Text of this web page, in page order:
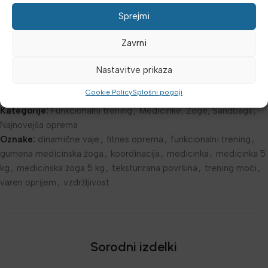
Sprejmi
Zavrni
Nastavitve prikaza
Cookie PolicySplošni pogoji
će vrijedna dodatak vašem fitness arsenalu.
Kategorije: Funkcionalni trening, Medicinke, Žoge, Sandbags,
Najnovejša oprema
Oznake: dinamične vaje , fitnes oprema , funkcionalni trening ,
gumena medicinska žoga , koordinacija , medicinka , medicinka 5
kg , medicinska žoga 5 kg , teksturirana površina , trening moči ,
varen oprijem , vzdržljivost
Sorodni izdelki